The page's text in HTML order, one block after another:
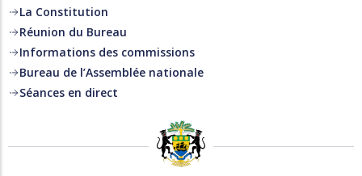
La Constitution
Réunion du Bureau
Informations des commissions
Bureau de l’Assemblée nationale
Séances en direct